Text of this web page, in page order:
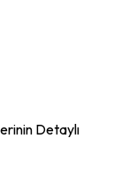
Detaylı